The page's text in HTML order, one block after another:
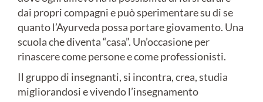
dai propri compagni e può sperimentare su di se
quanto l’Ayurveda possa portare giovamento. Una
scuola che diventa “casa”. Un’occasione per
rinascere come persone e come professionisti.
Il gruppo di insegnanti, si incontra, crea, studia
migliorandosi e vivendo l’insegnamento